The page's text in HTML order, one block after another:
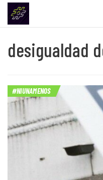
desigualdad
#NIUNAMENOS